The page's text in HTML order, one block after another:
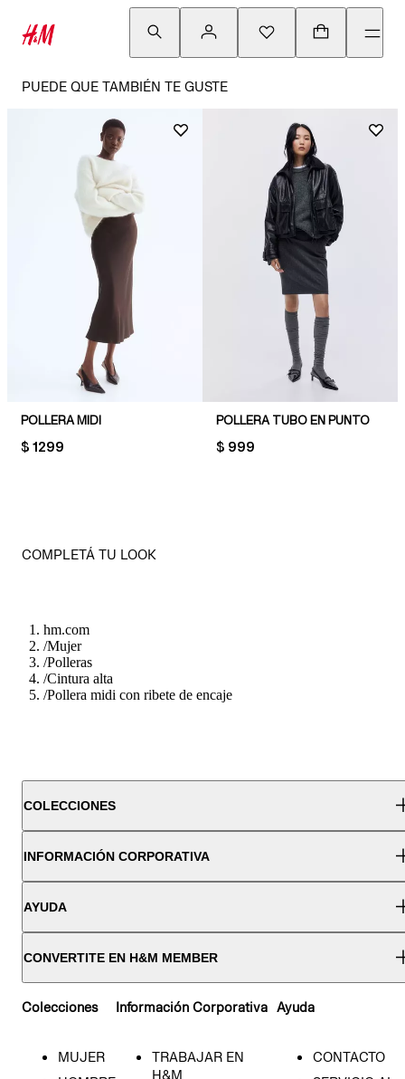
PUEDE QUE TAMBIÉN TE GUSTE
POLLERA MIDI
PRICE:
$ 1299
POLLERA TUBO EN PUNTO
PRICE:
$ 999
COMPLETÁ TU LOOK
hm.com
/Mujer
/Polleras
/Cintura alta
/Pollera midi con ribete de encaje
COLECCIONES
INFORMACIÓN CORPORATIVA
AYUDA
CONVERTITE EN H&M MEMBER
Colecciones
MUJER
Información Corporativa
TRABAJAR EN
H&M
Ayuda
CONTACTO